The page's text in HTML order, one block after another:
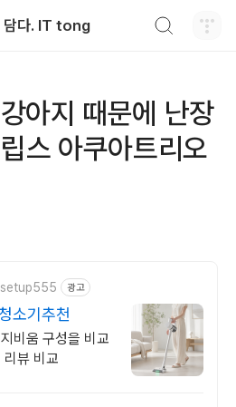
담다. IT tong
아지 때문에 난장
스 아쿠아트리오
광고
소기추천
비움 구성을 비교
뷰 비교